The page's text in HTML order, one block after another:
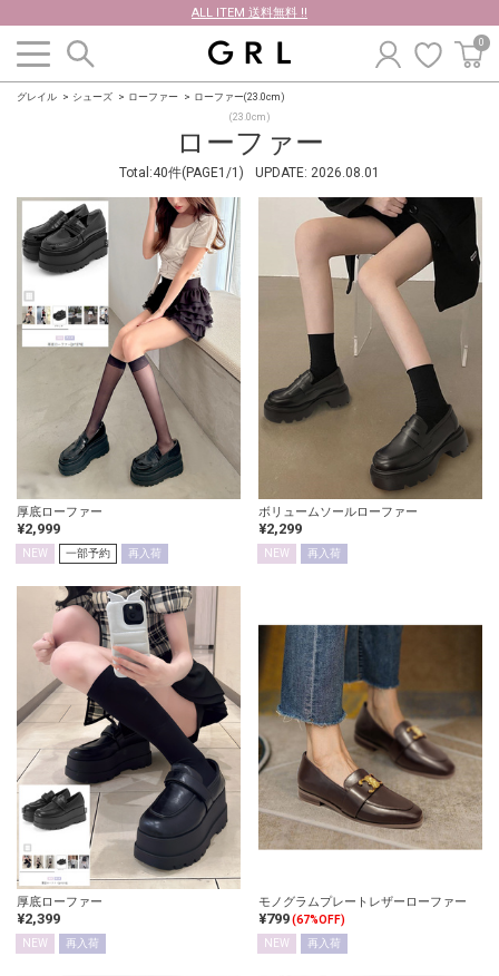
ALL ITEM 送料無料 !!
0
グレイル シューズ ローファー ローファー(23.0cm)
ローファー
(23.0cm)
Total:40件(PAGE1/1) UPDATE: 2026.08.01
厚底ローファー
¥2,999
NEW 一部予約 再入荷
ボリュームソールローファー
¥2,299
NEW 再入荷
厚底ローファー
¥2,399
NEW 再入荷
モノグラムプレートレザーローファー
¥799(67%OFF)
NEW
再入荷